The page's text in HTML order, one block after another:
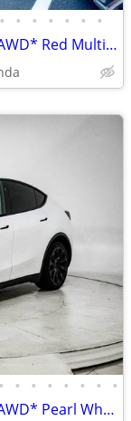
• • • • • • •
2023 *Tesla* *Model 3* *Long Range AWD* Red Multi-Co
• • • • • • • •
2023 *Tesla* *Model Y* *Long Range AWD* Pearl White